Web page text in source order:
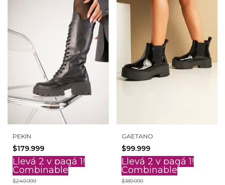
PEKIN
$179.999
Llevá 2 y pagá 1!
Combinable
$249.999
GAETANO
$99.999
Llevá 2 y pagá 1!
Combinable
$189.999